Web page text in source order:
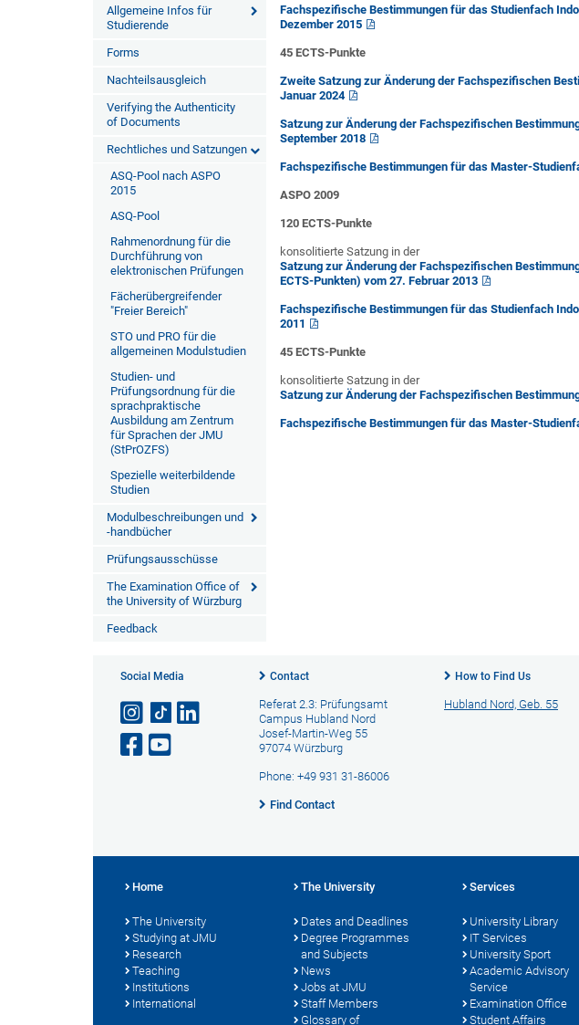
Allgemeine Infos für
Studierende
Forms
Nachteilsausgleich
Verifying the Authenticity
of Documents
Rechtliches und Satzungen
ASQ-Pool nach ASPO
2015
ASQ-Pool
Rahmenordnung für die
Durchführung von
elektronischen Prüfungen
Fächerübergreifender
"Freier Bereich"
STO und PRO für die
allgemeinen Modulstudien
Studien- und
Prüfungsordnung für die
sprachpraktische
Ausbildung am Zentrum
für Sprachen der JMU
(StPrOZFS)
Spezielle weiterbildende
Studien
Modulbeschreibungen und
-handbücher
Prüfungsausschüsse
The Examination Office of
the University of Würzburg
Feedback
Fachspezifische Bestimmungen für das Studienfach
Dezember 2015
45 ECTS-Punkte
Zweite Satzung zur Änderung der Fachspezifischen
Januar 2024
Satzung zur Änderung der Fachspezifischen
September 2018
Fachspezifische Bestimmungen für das Master-
ASPO 2009
120 ECTS-Punkte
konsolitierte Satzung in der
Satzung zur Änderung der Fachspezifischen
ECTS-Punkten) vom 27. Februar 2013
Fachspezifische Bestimmungen für das Studienfach
2011
45 ECTS-Punkte
konsolitierte Satzung in der
Satzung zur Änderung der Fachspezifischen
Fachspezifische Bestimmungen für das Master-
Social Media Contact
Referat 2.3: Prüfungsamt
Campus Hubland Nord
Josef-Martin-Weg 55
97074 Würzburg
Phone: +49 931 31-86006
Find Contact
How to Find Us
Hubland Nord, Geb. 55
Home
The University
Studying at JMU
Research
Teaching
Institutions
International
The University
Dates and Deadlines
Degree Programmes
and Subjects
News
Jobs at JMU
Staff Members
Glossary of
Services
University Library
IT Services
University Sport
Academic Advisory
Service
Examination Office
Student Affairs